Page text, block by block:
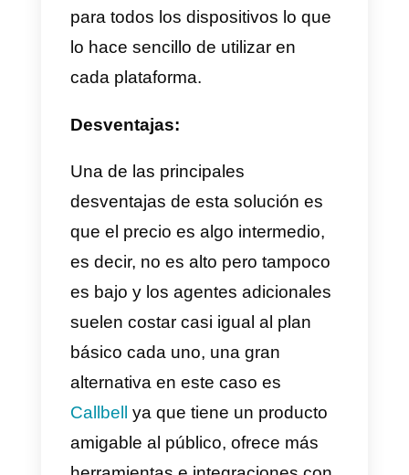
Wati
también posee ventajas y
desventajas, a continuación te
explicamos cada una de ellas:
Ventajas:
Watipermite mantenerte
conectado con todo el equipo de
atenciòn a cliente de tu empresa
a la vez que comunica a todos